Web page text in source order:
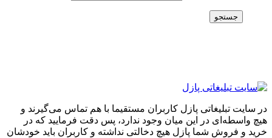
جستجو
در سایت تبلیغاتی پازل کاربران مستقیما با هم تماس می‌گیرند و
هیچ واسطه‌ای در این میان وجود ندارد، پس دقت فرمایید که در
خرید و فروشِ شما پازل هیچ دخالتی نداشته و کاربران باید خودشان